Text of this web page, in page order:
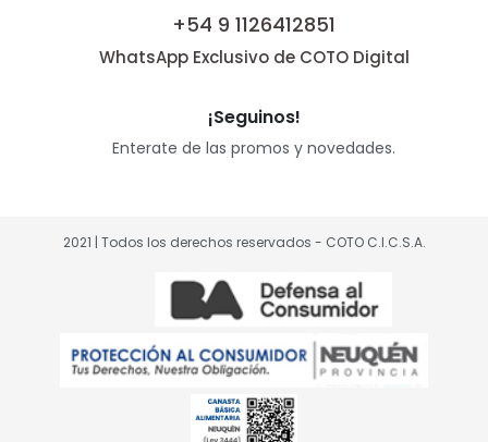
+54 9 1126412851
WhatsApp Exclusivo de COTO Digital
¡Seguinos!
Enterate de las promos y novedades.
2021 | Todos los derechos reservados - COTO C.I.C.S.A.